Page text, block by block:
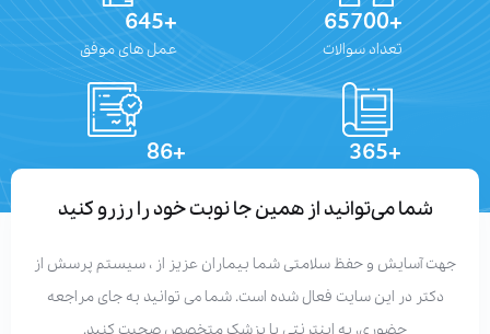
+65700
تعداد سوالات
+645
عمل های موفق
+365
+86
شما می‌توانید از همین جا نوبت خود را رزرو کنید
جهت آسایش و حفظ سلامتی شما بیماران عزیز از ، سیستم پرسش از
دکتر در این سایت فعال شده است. شما می توانید به جای مراجعه
حضوری، به اینترنتی با پزشک متخصص صحبت کنید.